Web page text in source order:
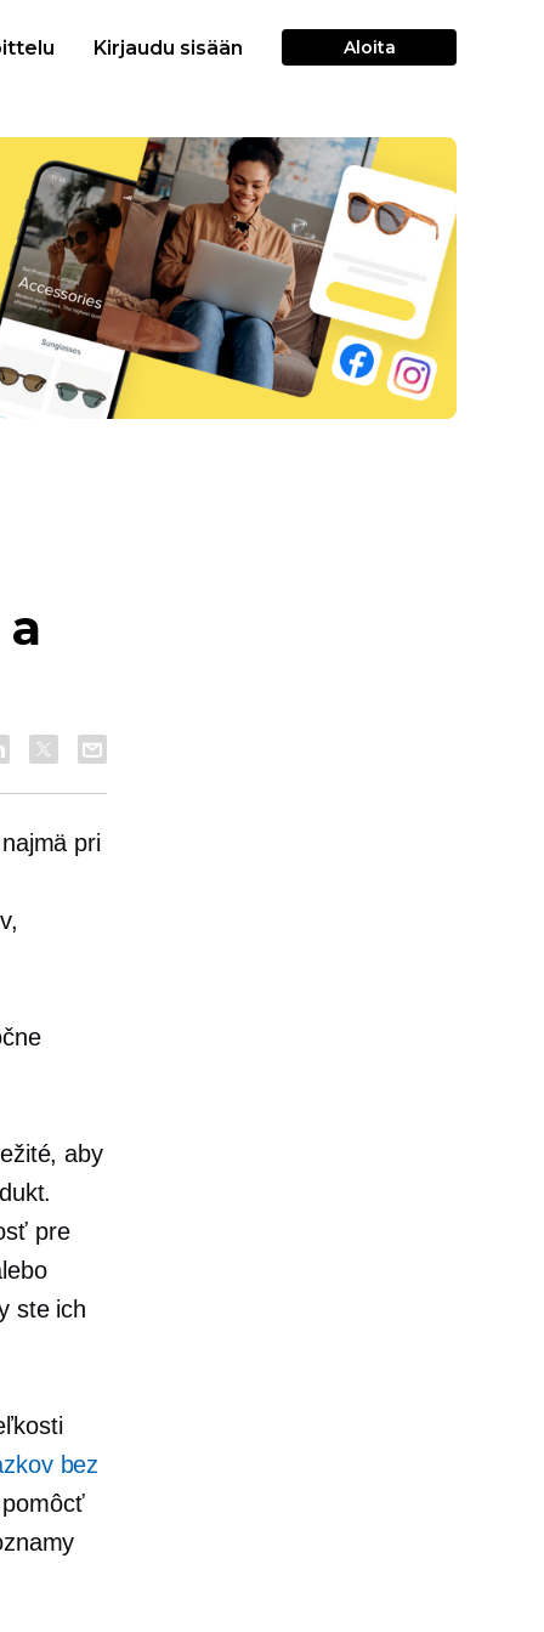
Kirjaudu sisään Aloita
pri
aby
pre
ste ich
bez